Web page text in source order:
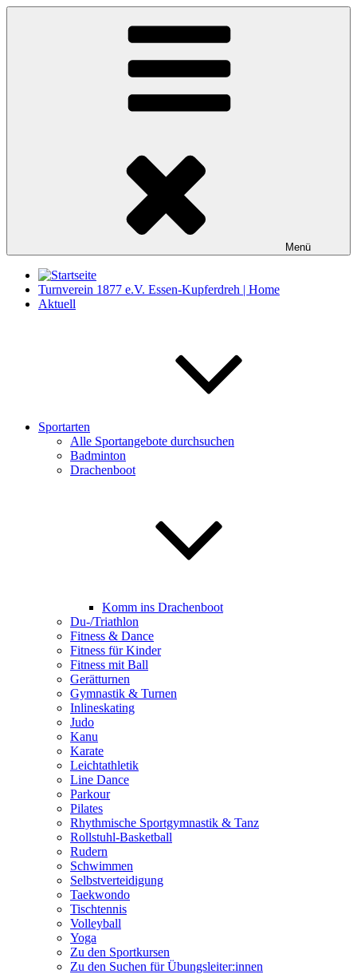
Zum
Menü
Turnverein 1877 e.V. Essen-Kupferdreh | Home
Aktuell
Sportarten
Alle Sportangebote durchsuchen
Badminton
Drachenboot
Komm ins Drachenboot
Du-/Triathlon
Fitness & Dance
Fitness für Kinder
Fitness mit Ball
Gerätturnen
Gymnastik & Turnen
Inlineskating
Judo
Kanu
Karate
Leichtathletik
Line Dance
Parkour
Pilates
Rhythmische Sportgymnastik & Tanz
Rollstuhl-Basketball
Rudern
Schwimmen
Selbstverteidigung
Taekwondo
Tischtennis
Volleyball
Yoga
Zu den Sportkursen
Zu den Suchen für Übungsleiter:innen